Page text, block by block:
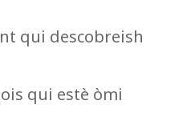
qui descobreish
qui estè òmi